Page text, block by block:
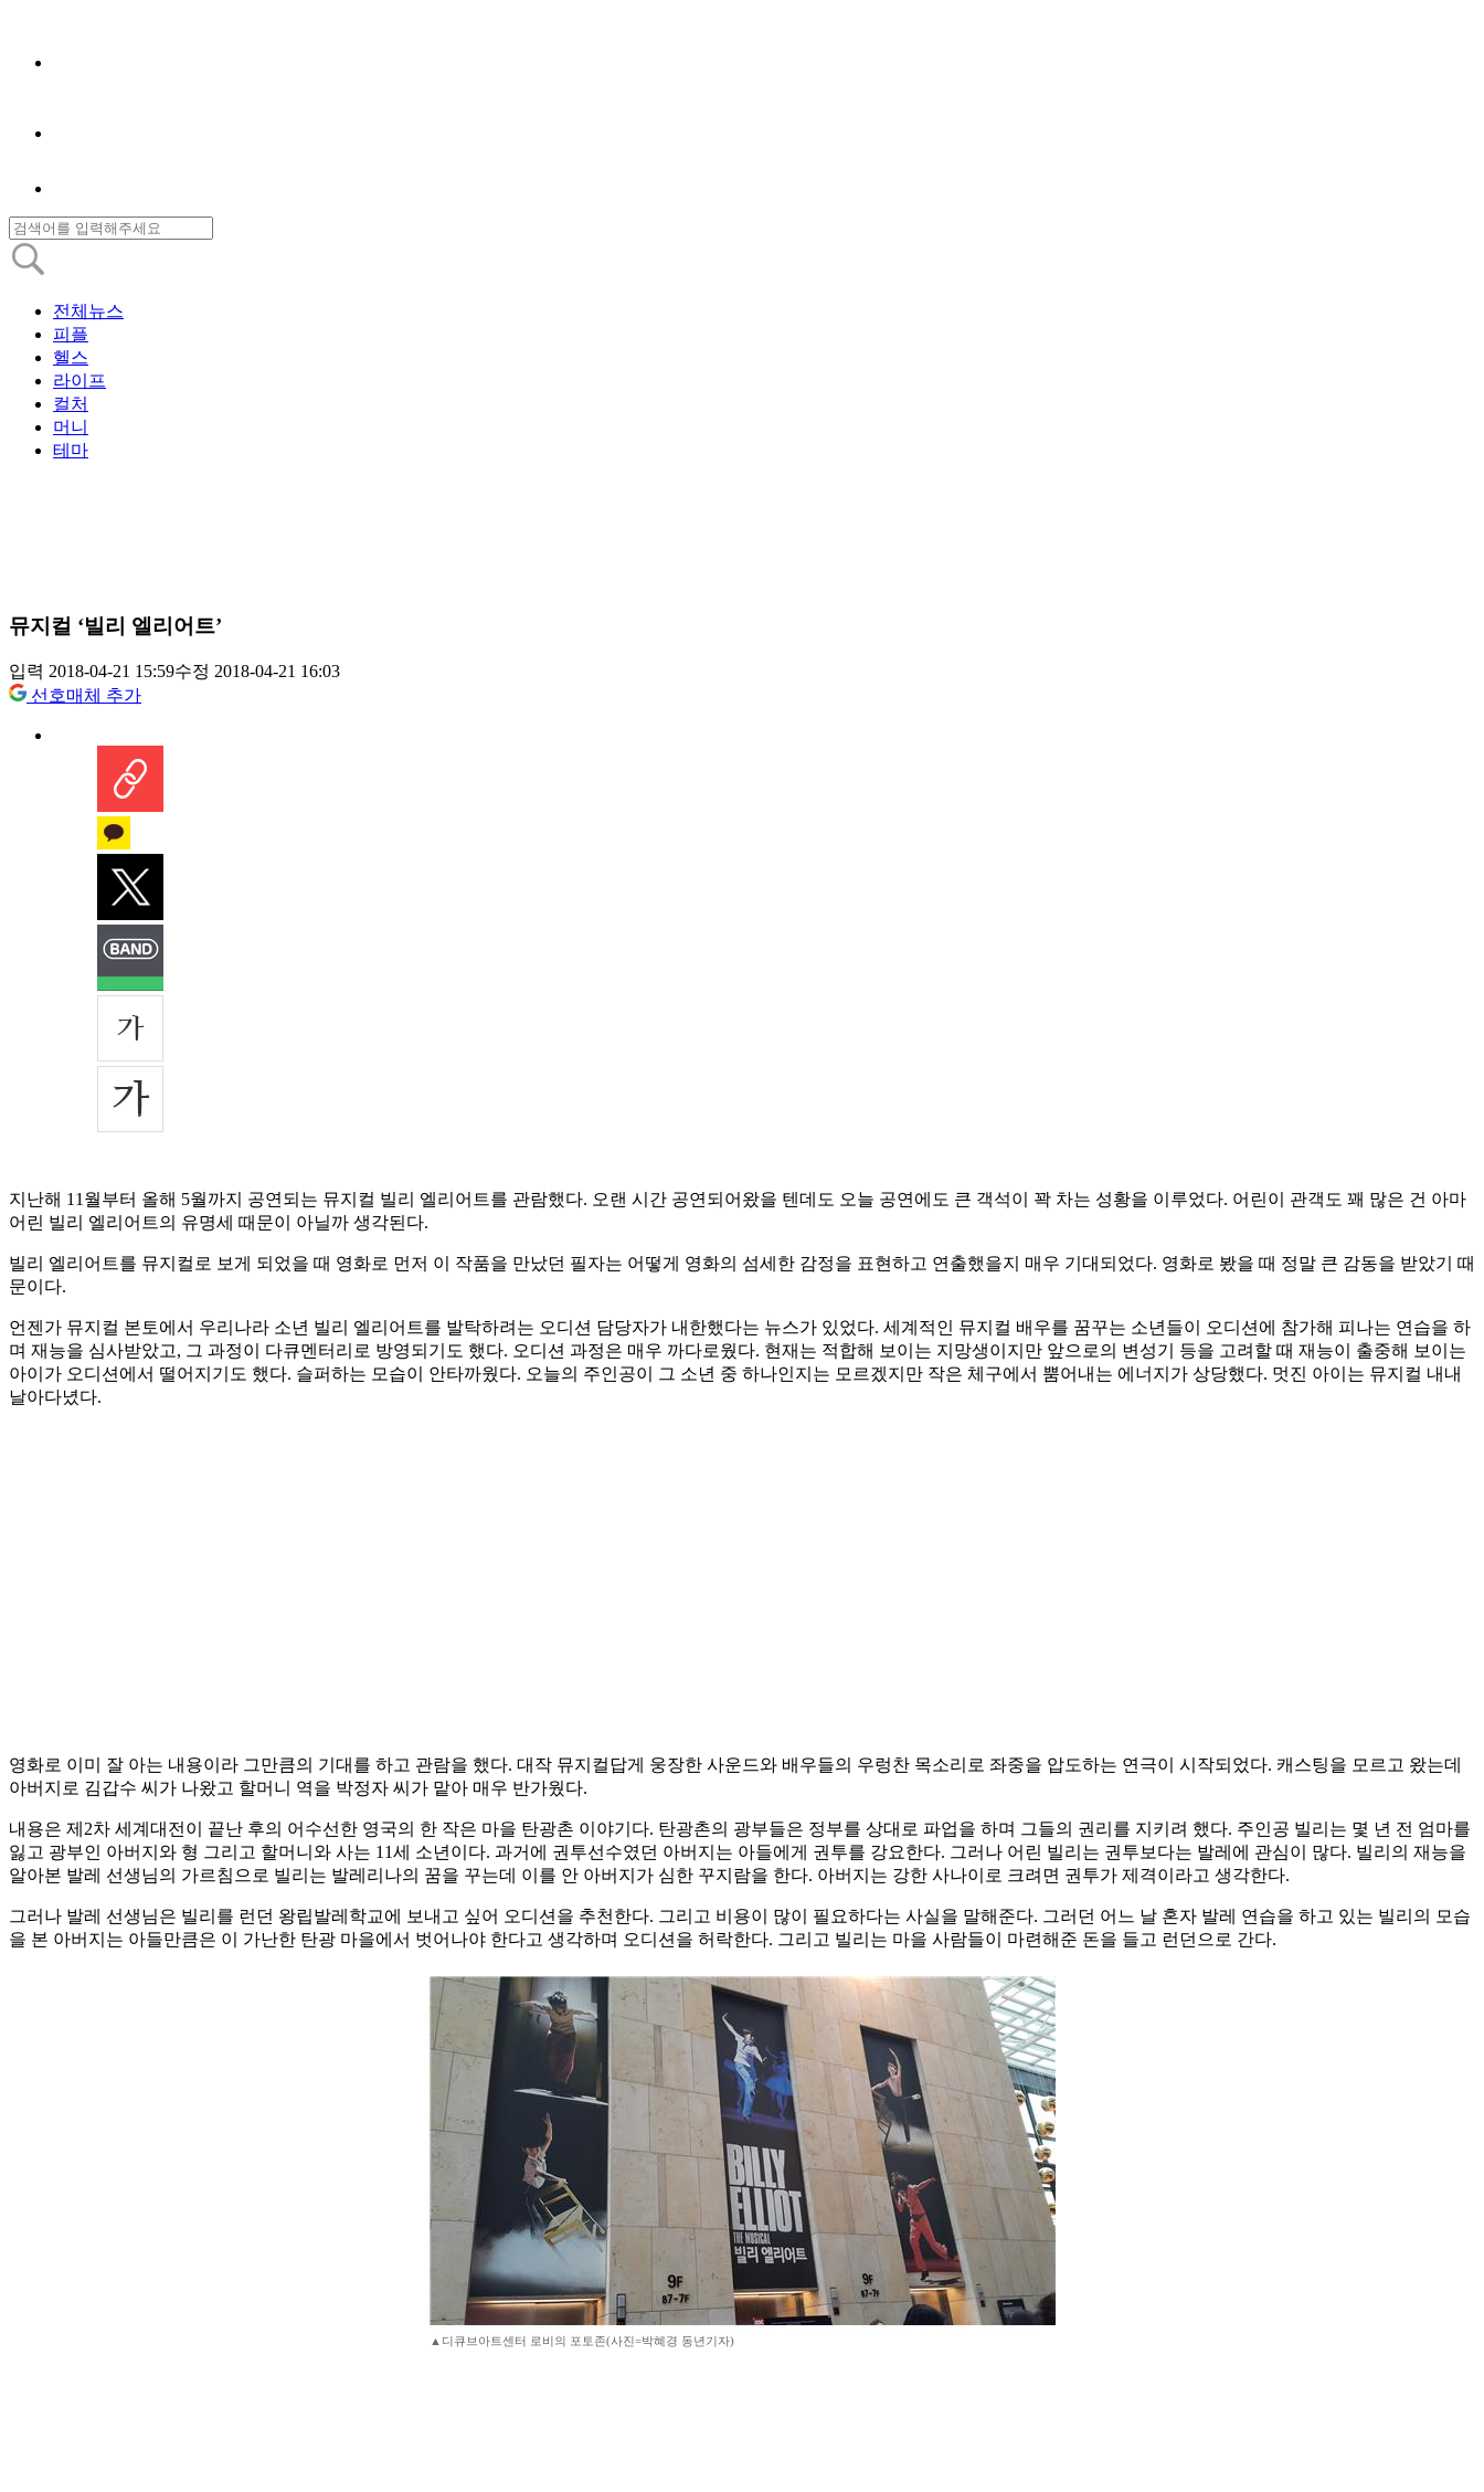
전체뉴스
피플
헬스
라이프
컬처
머니
테마
뮤지컬 ‘빌리 엘리어트’
입력 2018-04-21 15:59수정 2018-04-21 16:03
선호매체 추가
지난해 11월부터 올해 5월까지 공연되는 뮤지컬 빌리 엘리어트를 관람했다. 오랜 시간 공연되어왔을 텐데도 오늘 공연에도 큰 객석이 꽉 차는 성황을 이루었다. 어린이 관객도 꽤 많은 건 아마
어린 빌리 엘리어트의 유명세 때문이 아닐까 생각된다.
빌리 엘리어트를 뮤지컬로 보게 되었을 때 영화로 먼저 이 작품을 만났던 필자는 어떻게 영화의 섬세한 감정을 표현하고 연출했을지 매우 기대되었다. 영화로 봤을 때 정말 큰 감동을 받았기 때
문이다.
언젠가 뮤지컬 본토에서 우리나라 소년 빌리 엘리어트를 발탁하려는 오디션 담당자가 내한했다는 뉴스가 있었다. 세계적인 뮤지컬 배우를 꿈꾸는 소년들이 오디션에 참가해 피나는 연습을 하
며 재능을 심사받았고, 그 과정이 다큐멘터리로 방영되기도 했다. 오디션 과정은 매우 까다로웠다. 현재는 적합해 보이는 지망생이지만 앞으로의 변성기 등을 고려할 때 재능이 출중해 보이는
아이가 오디션에서 떨어지기도 했다. 슬퍼하는 모습이 안타까웠다. 오늘의 주인공이 그 소년 중 하나인지는 모르겠지만 작은 체구에서 뿜어내는 에너지가 상당했다. 멋진 아이는 뮤지컬 내내
날아다녔다.
영화로 이미 잘 아는 내용이라 그만큼의 기대를 하고 관람을 했다. 대작 뮤지컬답게 웅장한 사운드와 배우들의 우렁찬 목소리로 좌중을 압도하는 연극이 시작되었다. 캐스팅을 모르고 왔는데
아버지로 김갑수 씨가 나왔고 할머니 역을 박정자 씨가 맡아 매우 반가웠다.
내용은 제2차 세계대전이 끝난 후의 어수선한 영국의 한 작은 마을 탄광촌 이야기다. 탄광촌의 광부들은 정부를 상대로 파업을 하며 그들의 권리를 지키려 했다. 주인공 빌리는 몇 년 전 엄마를
잃고 광부인 아버지와 형 그리고 할머니와 사는 11세 소년이다. 과거에 권투선수였던 아버지는 아들에게 권투를 강요한다. 그러나 어린 빌리는 권투보다는 발레에 관심이 많다. 빌리의 재능을
알아본 발레 선생님의 가르침으로 빌리는 발레리나의 꿈을 꾸는데 이를 안 아버지가 심한 꾸지람을 한다. 아버지는 강한 사나이로 크려면 권투가 제격이라고 생각한다.
그러나 발레 선생님은 빌리를 런던 왕립발레학교에 보내고 싶어 오디션을 추천한다. 그리고 비용이 많이 필요하다는 사실을 말해준다. 그러던 어느 날 혼자 발레 연습을 하고 있는 빌리의 모습
을 본 아버지는 아들만큼은 이 가난한 탄광 마을에서 벗어나야 한다고 생각하며 오디션을 허락한다. 그리고 빌리는 마을 사람들이 마련해준 돈을 들고 런던으로 간다.
▲디큐브아트센터 로비의 포토존(사진=박혜경 동년기자)